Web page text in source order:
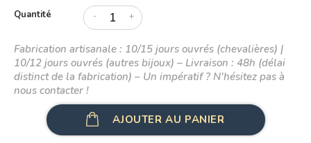
Rouge
Bleu
Rose
Quantité - +
Fabrication artisanale : 10/15 jours ouvrés (chevalières) |
10/12 jours ouvrés (autres bijoux) – Livraison : 48h (délai
distinct de la fabrication) – Un impératif ? N’hésitez pas à
nous contacter !
AJOUTER AU PANIER